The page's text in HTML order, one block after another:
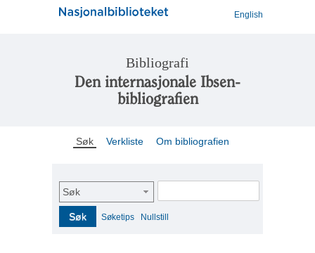
English
Bibliografi
Den internasjonale Ibsen-
bibliografien
Søk Verkliste Om bibliografien
Søk
Søk Søketips Nullstill